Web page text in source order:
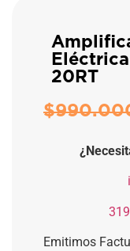
20RT
$
Emitimos